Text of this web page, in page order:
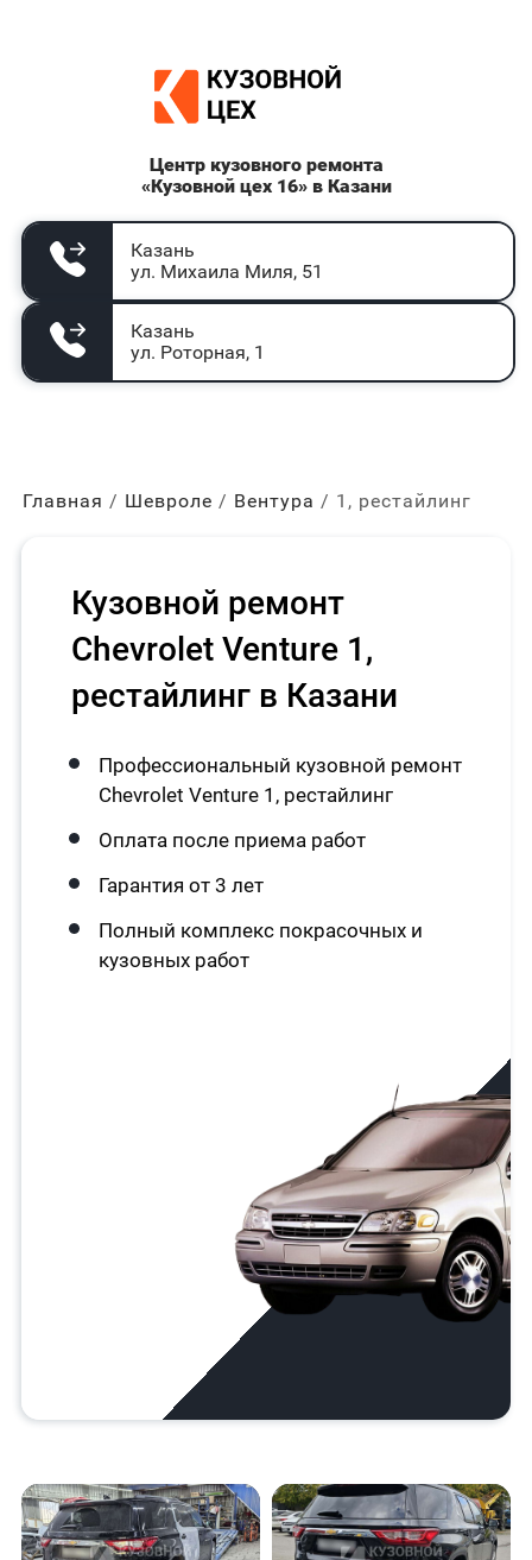
Центр кузовного ремонта
«Кузовной цех 16» в Казани
Казань
ул. Михаила Миля, 51
Казань
ул. Роторная, 1
Главная Шевроле Вентура 1, рестайлинг
Кузовной ремонт
Chevrolet Venture 1,
рестайлинг в Казани
Профессиональный кузовной ремонт
Chevrolet Venture 1, рестайлинг
Оплата после приема работ
Гарантия от 3 лет
Полный комплекс покрасочных и
кузовных работ